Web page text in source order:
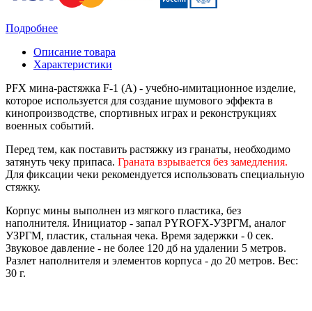
Подробнее
Описание товара
Характеристики
PFX мина-растяжка F-1 (A) - учебно-имитационное изделие,
которое используется для создание шумового эффекта в
кинопроизводстве, спортивных играх и реконструкциях
военных событий.
Перед тем, как поставить растяжку из гранаты, необходимо
затянуть чеку припаса. Граната взрывается без замедления.
Для фиксации чеки рекомендуется использовать специальную
стяжку.
Корпус мины выполнен из мягкого пластика, без
наполнителя. Инициатор - запал PYROFX-УЗРГМ, аналог
УЗРГМ, пластик, стальная чека. Время задержки - 0 сек.
Звуковое давление - не более 120 дб на удалении 5 метров.
Разлет наполнителя и элементов корпуса - до 20 метров. Вес:
30 г.